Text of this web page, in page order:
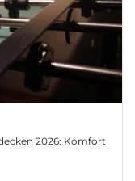
2026: Komfort